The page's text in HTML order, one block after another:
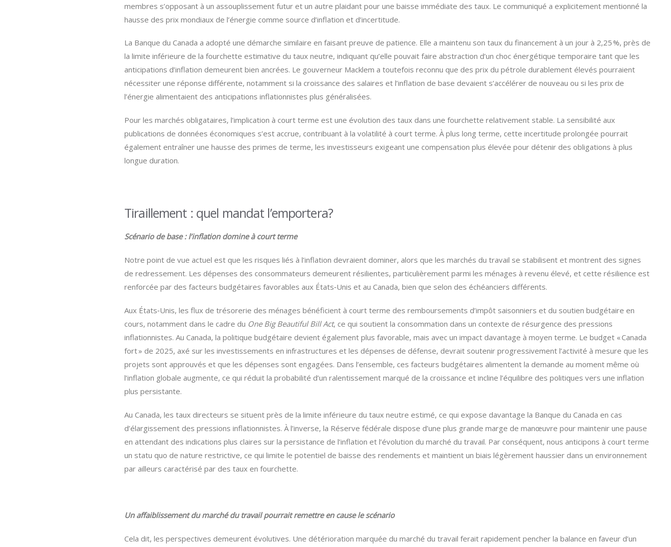
membres s’opposant à un assouplissement futur et un autre plaidant pour une baisse immédiate des taux. Le communiqué a explicitement mentionné la
hausse des prix mondiaux de l’énergie comme source d’inflation et d’incertitude.
La Banque du Canada a adopté une démarche similaire en faisant preuve de patience. Elle a maintenu son taux du financement à un jour à 2,25 %, près de
la limite inférieure de la fourchette estimative du taux neutre, indiquant qu’elle pouvait faire abstraction d’un choc énergétique temporaire tant que les
anticipations d’inflation demeurent bien ancrées. Le gouverneur Macklem a toutefois reconnu que des prix du pétrole durablement élevés pourraient
nécessiter une réponse différente, notamment si la croissance des salaires et l’inflation de base devaient s’accélérer de nouveau ou si les prix de
l’énergie alimentaient des anticipations inflationnistes plus généralisées.
Pour les marchés obligataires, l’implication à court terme est une évolution des taux dans une fourchette relativement stable. La sensibilité aux
publications de données économiques s’est accrue, contribuant à la volatilité à court terme. À plus long terme, cette incertitude prolongée pourrait
également entraîner une hausse des primes de terme, les investisseurs exigeant une compensation plus élevée pour détenir des obligations à plus
longue duration.
Tiraillement : quel mandat l’emportera?
Scénario de base : l’inflation domine à court terme
Notre point de vue actuel est que les risques liés à l’inflation devraient dominer, alors que les marchés du travail se stabilisent et montrent des signes
de redressement. Les dépenses des consommateurs demeurent résilientes, particulièrement parmi les ménages à revenu élevé, et cette résilience est
renforcée par des facteurs budgétaires favorables aux États‑Unis et au Canada, bien que selon des échéanciers différents.
Aux États‑Unis, les flux de trésorerie des ménages bénéficient à court terme des remboursements d’impôt saisonniers et du soutien budgétaire en
cours, notamment dans le cadre du One Big Beautiful Bill Act, ce qui soutient la consommation dans un contexte de résurgence des pressions
inflationnistes. Au Canada, la politique budgétaire devient également plus favorable, mais avec un impact davantage à moyen terme. Le budget « Canada
fort » de 2025, axé sur les investissements en infrastructures et les dépenses de défense, devrait soutenir progressivement l’activité à mesure que les
projets sont approuvés et que les dépenses sont engagées. Dans l’ensemble, ces facteurs budgétaires alimentent la demande au moment même où
l’inflation globale augmente, ce qui réduit la probabilité d’un ralentissement marqué de la croissance et incline l’équilibre des politiques vers une inflation
plus persistante.
Au Canada, les taux directeurs se situent près de la limite inférieure du taux neutre estimé, ce qui expose davantage la Banque du Canada en cas
d’élargissement des pressions inflationnistes. À l’inverse, la Réserve fédérale dispose d’une plus grande marge de manœuvre pour maintenir une pause
en attendant des indications plus claires sur la persistance de l’inflation et l’évolution du marché du travail. Par conséquent, nous anticipons à court terme
un statu quo de nature restrictive, ce qui limite le potentiel de baisse des rendements et maintient un biais légèrement haussier dans un environnement
par ailleurs caractérisé par des taux en fourchette.
Un affaiblissement du marché du travail pourrait remettre en cause le scénario
Cela dit, les perspectives demeurent évolutives. Une détérioration marquée du marché du travail ferait rapidement pencher la balance en faveur d’un